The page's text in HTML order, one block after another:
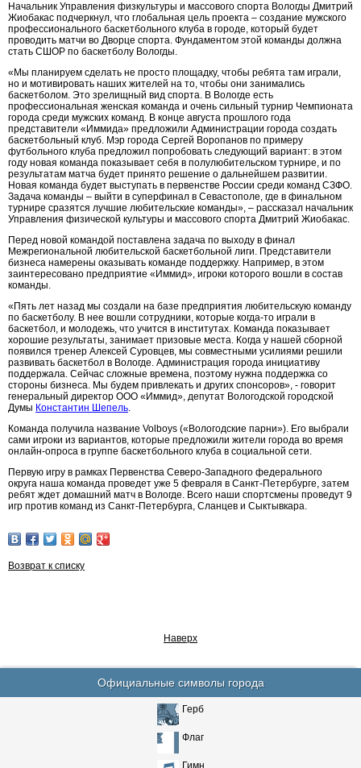
Начальник Управления физкультуры и массового спорта Вологды Дмитрий
Жиобакас подчеркнул, что глобальная цель проекта – создание мужского
профессионального баскетбольного клуба в городе, который будет
проводить матчи во Дворце спорта. Фундаментом этой команды должна
стать СШОР по баскетболу Вологды.
«Мы планируем сделать не просто площадку, чтобы ребята там играли,
но и мотивировать наших жителей на то, чтобы они занимались
баскетболом. Это зрелищный вид спорта. В Вологде есть
профессиональная женская команда и очень сильный турнир Чемпионата
города среди мужских команд. В конце августа прошлого года
представители «Иммида» предложили Администрации города создать
баскетбольный клуб. Мэр города Сергей Воропанов по примеру
футбольного клуба предложил попробовать следующий вариант: в этом
году новая команда показывает себя в полулюбительском турнире, и по
результатам матча будет принято решение о дальнейшем развитии.
Новая команда будет выступать в первенстве России среди команд СЗФО.
Задача команды – выйти в суперфинал в Севастополе, где в финальном
турнире сразятся лучшие любительские команды», – рассказал начальник
Управления физической культуры и массового спорта Дмитрий Жиобакас.
Перед новой командой поставлена задача по выходу в финал
Межрегиональной любительской баскетбольной лиги. Представители
бизнеса намерены оказывать команде поддержку. Например, в этом
заинтересовано предприятие «Иммид», игроки которого вошли в состав
команды.
«Пять лет назад мы создали на базе предприятия любительскую команду
по баскетболу. В нее вошли сотрудники, которые когда-то играли в
баскетбол, и молодежь, что учится в институтах. Команда показывает
хорошие результаты, занимает призовые места. Когда у нашей сборной
появился тренер Алексей Суровцев, мы совместными усилиями решили
развивать баскетбол в Вологде. Администрация города инициативу
поддержала. Сейчас сложные времена, поэтому нужна поддержка со
стороны бизнеса. Мы будем привлекать и других спонсоров», - говорит
генеральный директор ООО «Иммид», депутат Вологодской городской
Думы Константин Шепель.
Команда получила название Volboys («Вологодские парни»). Его выбрали
сами игроки из вариантов, которые предложили жители города во время
онлайн-опроса в группе баскетбольного клуба в социальной сети.
Первую игру в рамках Первенства Северо-Западного федерального
округа наша команда проведет уже 5 февраля в Санкт-Петербурге, затем
ребят ждет домашний матч в Вологде. Всего наши спортсмены проведут 9
игр против команд из Санкт-Петербурга, Сланцев и Сыктывкара.
Возврат к списку
Наверх
Официальные символы города
Герб
Флаг
Гимн